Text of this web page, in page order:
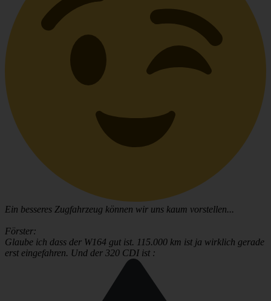
Ein besseres Zugfahrzeug können wir uns kaum vorstellen...
Förster:
Glaube ich dass der W164 gut ist. 115.000 km ist ja wirklich gerade
erst eingefahren. Und der 320 CDI ist :